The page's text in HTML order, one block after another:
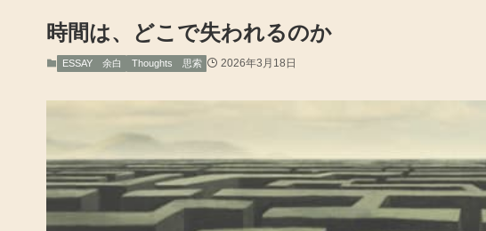
時間は、どこで失われるのか
ESSAY 余白 Thoughts 思索 2026年3月18日